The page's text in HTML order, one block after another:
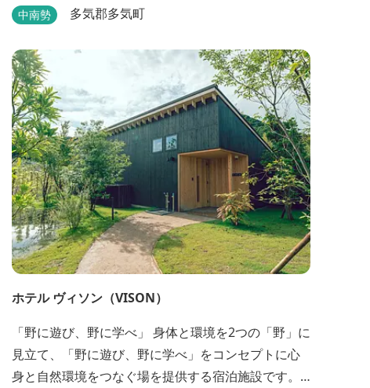
流」を体験して頂けるよう窓際など細かいディテー
階に入居するテナントプロデュースにより洗練され
た世界観を各客室でお楽しみいただけ...
中南勢 多気郡多気町
ホテル ヴィソン（VISON）
「野に遊び、野に学べ」 身体と環境を2つの「野」に
見立て、「野に遊び、野に学べ」をコンセプトに心
身と自然環境をつなぐ場を提供する宿泊施設です。 5